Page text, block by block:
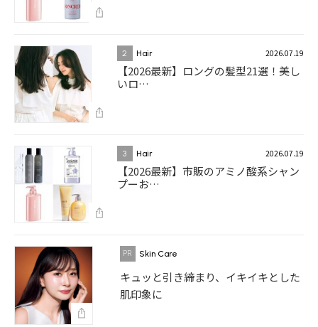
2 Hair 2026.07.19
【2026最新】ロングの髪型21選！美し
いロ…
3 Hair 2026.07.19
【2026最新】市販のアミノ酸系シャン
プーお…
Skin Care
キュッと引き締まり、イキイキとした
肌印象に